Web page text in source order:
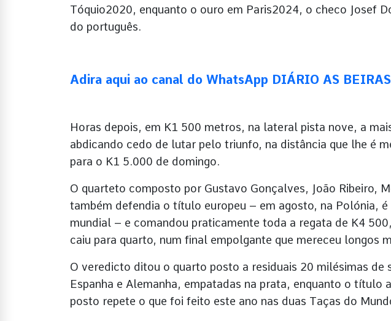
Tóquio2020, enquanto o ouro em Paris2024, o checo Josef
do português.
Adira aqui ao canal do WhatsApp DIÁRIO AS BEIRAS
Horas depois, em K1 500 metros, na lateral pista nove, a
abdicando cedo de lutar pelo triunfo, na distância que lhe é
para o K1 5.000 de domingo.
O quarteto composto por Gustavo Gonçalves, João Ribeiro,
também defendia o título europeu – em agosto, na Polónia,
mundial – e comandou praticamente toda a regata de K4
caiu para quarto, num final empolgante que mereceu longos
O veredicto ditou o quarto posto a residuais 20 milésimas de
Espanha e Alemanha, empatadas na prata, enquanto o título
posto repete o que foi feito este ano nas duas Taças do